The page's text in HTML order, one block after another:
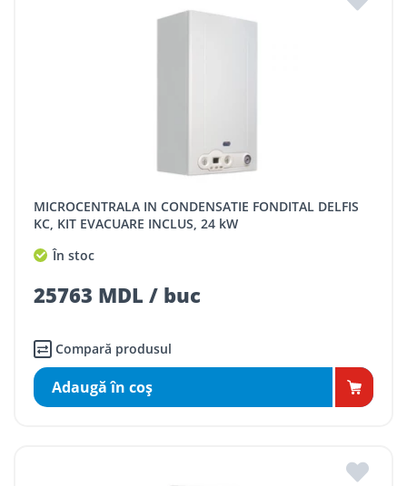
MICROCENTRALA IN CONDENSATIE FONDITAL DELFIS
KC, KIT EVACUARE INCLUS, 24 kW
În stoc
25763 MDL / buc
Compară produsul
Adaugă în coş